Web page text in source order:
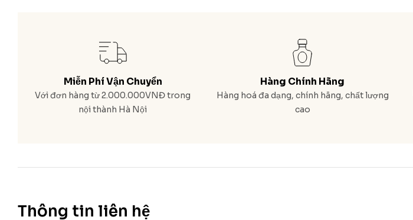
Miễn Phí Vận Chuyển
Với đơn hàng từ 2.000.000VNĐ trong
nội thành Hà Nội
Hàng Chính Hãng
Hàng hoá đa dạng, chính hãng, chất lượng
cao
Thông tin liên hệ